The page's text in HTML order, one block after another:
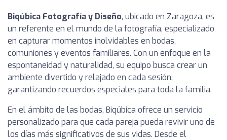
Biqúbica Fotografía y Diseño, ubicado en Zaragoza, es
un referente en el mundo de la fotografía, especializado
en capturar momentos inolvidables en bodas,
comuniones y eventos familiares. Con un enfoque en la
espontaneidad y naturalidad, su equipo busca crear un
ambiente divertido y relajado en cada sesión,
garantizando recuerdos especiales para toda la familia.
En el ámbito de las bodas, Biqúbica ofrece un servicio
personalizado para que cada pareja pueda revivir uno de
los días más significativos de sus vidas. Desde el